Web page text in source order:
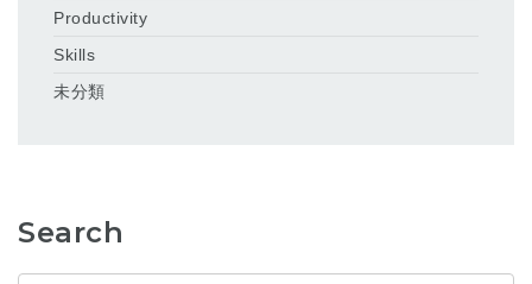
Productivity
Skills
未分類
Search